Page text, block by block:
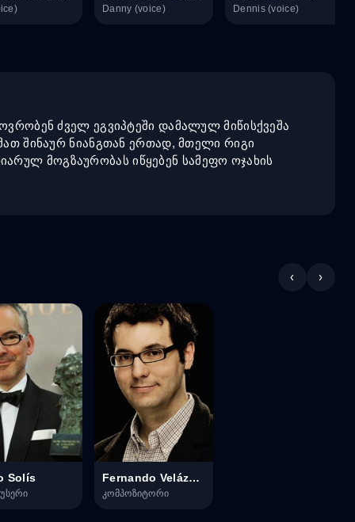
Danny (voice) Dennis (voice)
ძველ ეგვიპტეში დამალულ მიწისქვეშა
შინაურ ნიანგთან ერთად, მთელი რიგი
მოგზაურობას იწყებენ სამეფო ოჯახის
‹ ›
Solís Fernando Velázquez
კომპოზიტორი